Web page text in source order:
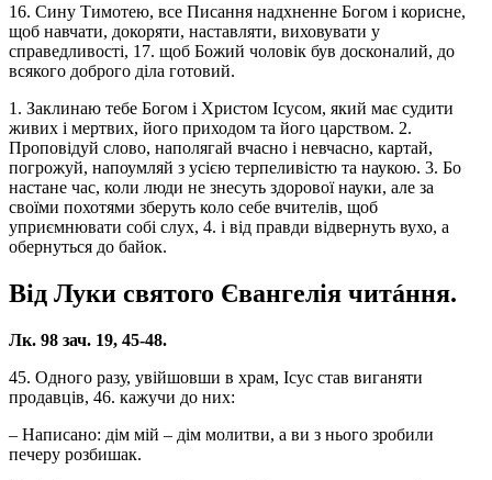
16. Сину Тимотею, все Писання надхненне Богом і корисне,
щоб навчати, докоряти, наставляти, виховувати у
справедливості, 17. щоб Божий чоловік був досконалий, до
всякого доброго діла готовий.
1. Заклинаю тебе Богом і Христом Ісусом, який має судити
живих і мертвих, його приходом та його царством. 2.
Проповідуй слово, наполягай вчасно і невчасно, картай,
погрожуй, напоумляй з усією терпеливістю та наукою. 3. Бо
настане час, коли люди не знесуть здорової науки, але за
своїми похотями зберуть коло себе вчителів, щоб
уприємнювати собі слух, 4. і від правди відвернуть вухо, а
обернуться до байок.
Від Луки святого Євангелія читáння.
Лк. 98 зач. 19, 45-48.
45. Одного разу, увійшовши в храм, Ісус став виганяти
продавців, 46. кажучи до них:
– Написано: дім мій – дім молитви, а ви з нього зробили
печеру розбишак.